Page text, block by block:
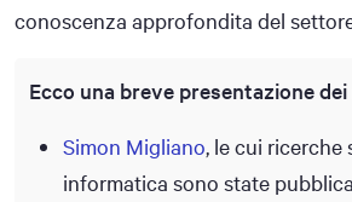
conoscenza approfondita del
Ecco una breve presentazione
Simon Migliano, le cui ricerche
informatica sono state